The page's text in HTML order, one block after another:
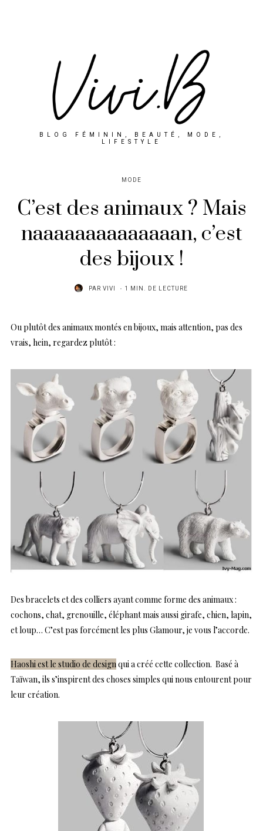
BLOG FÉMININ, BEAUTÉ, MODE,
LIFESTYLE
MODE
C’est des animaux ? Mais
naaaaaaaaaaaaaan, c’est
des bijoux !
PAR VIVI 1 MIN. DE LECTURE
Ou plutôt des animaux montés en bijoux, mais attention, pas des
vrais, hein, regardez plutôt :
Des bracelets et des colliers ayant comme forme des animaux :
cochons, chat, grenouille, éléphant mais aussi girafe, chien, lapin,
et loup… C’est pas forcément les plus Glamour, je vous l’accorde.
Haoshi est le studio de design qui a créé cette collection. Basé à
Taïwan, ils s’inspirent des choses simples qui nous entourent pour
leur création.